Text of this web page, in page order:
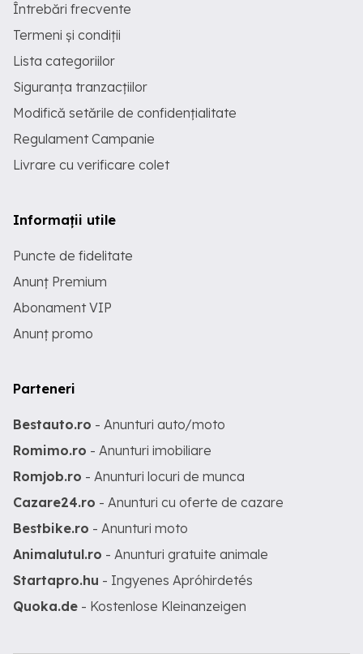
Întrebări frecvente
Termeni și condiții
Lista categoriilor
Siguranța tranzacțiilor
Modifică setările de confidențialitate
Regulament Campanie
Livrare cu verificare colet
Informații utile
Puncte de fidelitate
Anunț Premium
Abonament VIP
Anunț promo
Parteneri
Bestauto.ro - Anunturi auto/moto
Romimo.ro - Anunturi imobiliare
Romjob.ro - Anunturi locuri de munca
Cazare24.ro - Anunturi cu oferte de cazare
Bestbike.ro - Anunturi moto
Animalutul.ro - Anunturi gratuite animale
Startapro.hu - Ingyenes Apróhirdetés
Quoka.de - Kostenlose Kleinanzeigen